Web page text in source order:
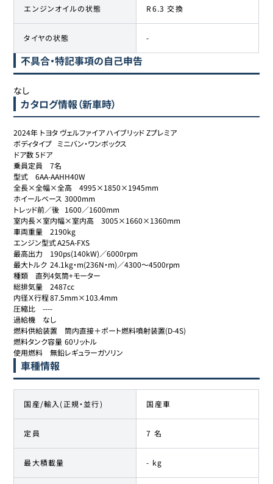
エンジンオイルの状態 R6.3 交換
タイヤの状態 -
不具合・特記事項の自己申告
なし
カタログ情報（新車時）
2024年 トヨタ ヴェルファイア ハイブリッド Zプレミア
ボディタイプ	ミニバン・ワンボックス
ドア数	5ドア
乗員定員	7名
型式	6AA-AAHH40W
全長×全幅×全高	4995×1850×1945mm
ホイールベース	3000mm
トレッド前／後	1600／1600mm
室内長×室内幅×室内高	3005×1660×1360mm
車両重量	2190kg
エンジン型式	A25A-FXS
最高出力	190ps(140kW)／6000rpm
最大トルク	24.1kg・m(236N・m)／4300～4500rpm
種類	直列4気筒+モーター
総排気量	2487cc
内径Ｘ行程	87.5mm×103.4mm
圧縮比	----
過給機	なし
燃料供給装置	筒内直接＋ポート燃料噴射装置(D-4S)
燃料タンク容量	60リットル
使用燃料	無鉛レギュラーガソリン
車種情報
国産/輸入(正規・並行) 国産車
定員 7 名
最大積載量 - kg